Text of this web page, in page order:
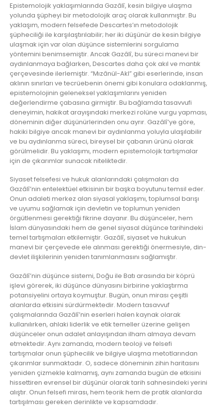
Epistemolojik yaklaşımlarında Gazâlî, kesin bilgiye ulaşma
yolunda şüpheyi bir metodolojik araç olarak kullanmıştır. Bu
yaklaşım, modern felsefede Descartes’ın metodolojik
şüpheciliği ile karşılaştırılabilir; her iki düşünür de kesin bilgiye
ulaşmak için var olan düşünce sistemlerini sorgulama
yöntemini benimsemiştir. Ancak Gazâlî, bu süreci manevi bir
aydınlanmaya bağlarken, Descartes daha çok akıl ve mantık
çerçevesinde ilerlemiştir. “Mızânül-Akl” gibi eserlerinde, insan
aklının sınırları ve tecrüebenin önemi gibi konulara odaklanmış,
epistemolojinin geleneksel yaklaşımlarını yeniden
değerlendirme çabasına girmiştir. Bu bağlamda tasavvufi
deneyimin, hakikat arayışındaki merkezi rolüne vurgu yapması,
döneminin diğer düşünürlerinden onu ayrır. Gazâlî’ye göre,
hakiki bilgiye ancak manevi bir aydınlanma yoluyla ulaşılabilir
ve bu aydınlanma süreci, bireysel bir çabanın ürünü olarak
görülmelidir. Bu yaklaşımı, modern epistemolojik tartışmalar
için de çıkarımlar sunacak niteliktedir.
Siyaset felsefesi ve hukuk alanlarındaki çalışmaları da
Gazâlî’nin entelektüel etkisinin bir başka boyutunu temsil eder.
Onun adaleti merkez alan siyasal yaklaşımı, toplumsal barışı
ve uyumu sağlamak için devletin ve toplumun yeniden
örgütlenmesi gerektiği fikrine dayanır. Bu düşünceler, hem
İslam dünyasındaki hem de genel siyasal düşünce tarihindeki
temel tartışmaları etkilemiştir. Gazâlî, siyaset ve hukukun
manevi bir çerçevede ele alınması gerektiği önermesiyle, din-
devlet ilişkilerinin yeniden tanımlanmasını sağlamıştır.
Gazâlî’nin düşünce sistemi, Doğu ile Batı arasında bir köprü
işlevi görerek, iki düşünce dünyasını birbirine yaklaştırma
potansiyelini ortaya koymuştur. Bugün, onun mirası çeşitli
alanlarda etkisini sürdürmektedir. Modern tasavvuf
çalışmalarında Gazâlî’nin eserleri halen kaynak olarak
kullanılırken, ahlaki liderlik ve etik temeller üzerine gelişen
düşünceler onun adalet anlayışından ilham almaya devam
etmektedir. Aynı zamanda, modern teoloji ve felsefi
tartışmalar onun şüphecilik ve bilgiye ulaşma metotlarından
çıkarımlar sunmaktadır. O, sadece döneminin zihin haritasını
yeniden çizmekle kalmamış, aynı zamanda bugün de etkisini
hissettiren evrensel bir düşünür olarak tarih sahnesindeki yerini
alıştır. Onun felsefi mirası, hem teorik hem de pratik alanlarda
tartışılması gereken derinlikte ve kapsamdadır.